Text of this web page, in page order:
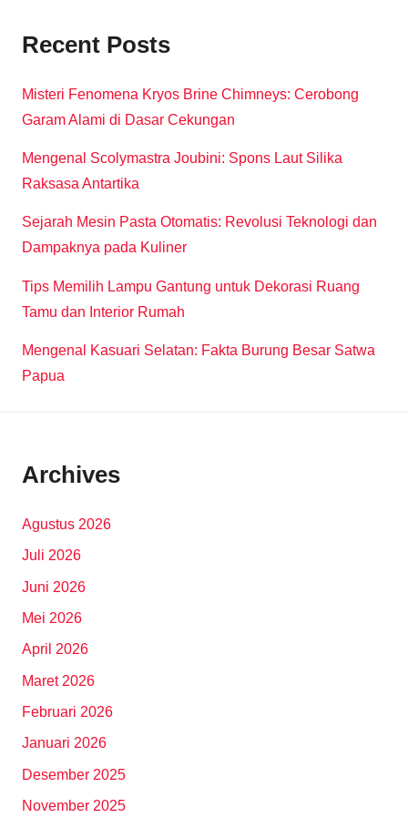
Recent Posts
Misteri Fenomena Kryos Brine Chimneys: Cerobong
Garam Alami di Dasar Cekungan
Mengenal Scolymastra Joubini: Spons Laut Silika
Raksasa Antartika
Sejarah Mesin Pasta Otomatis: Revolusi Teknologi dan
Dampaknya pada Kuliner
Tips Memilih Lampu Gantung untuk Dekorasi Ruang
Tamu dan Interior Rumah
Mengenal Kasuari Selatan: Fakta Burung Besar Satwa
Papua
Archives
Agustus 2026
Juli 2026
Juni 2026
Mei 2026
April 2026
Maret 2026
Februari 2026
Januari 2026
Desember 2025
November 2025